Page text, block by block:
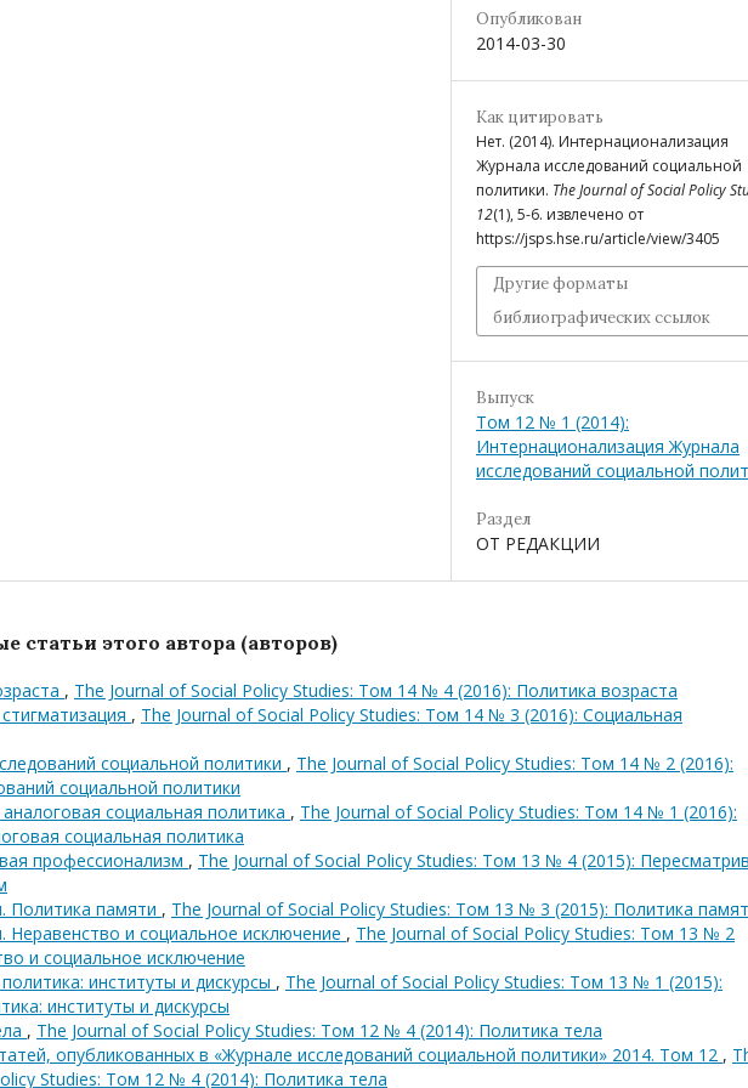
Опубликован
2014-03-30
Как цитировать
Нет. (2014). Интернационализация
Журнала исследований социальной
политики. The Journal of Social Policy
12(1), 5-6. извлечено от
https://jsps.hse.ru/article/view/3405
Другие форматы
библиографических ссылок
Выпуск
Том 12 № 1 (2014):
Интернационализация Журнала
исследований социальной
Раздел
ОТ РЕДАКЦИИ
статьи этого автора (авторов)
, The Journal of Social Policy Studies: Том 14 № 4 (2016): Политика возраста
, The Journal of Social Policy Studies: Том 14 № 3 (2016): Социальная
социальной политики , The Journal of Social Policy Studies: Том 14 № 2 (2016):
социальной политики
социальная политика , The Journal of Social Policy Studies: Том 14 № 1 (2016):
социальная политика
профессионализм , The Journal of Social Policy Studies: Том 13 № 4 (2015):
Политика памяти , The Journal of Social Policy Studies: Том 13 № 3 (2015): Политика
Неравенство и социальное исключение , The Journal of Social Policy Studies: Том 13 № 2
и социальное исключение
институты и дискурсы , The Journal of Social Policy Studies: Том 13 № 1 (2015):
институты и дискурсы
, The Journal of Social Policy Studies: Том 12 № 4 (2014): Политика тела
опубликованных в «Журнале исследований социальной политики» 2014. Том 12 ,
Studies: Том 12 № 4 (2014): Политика тела